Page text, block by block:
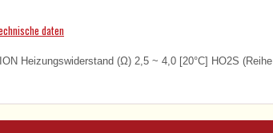
daten
Heizungswiderstand (Ω) 2,5 ~ 4,0 [20°C] HO2S (Reihe